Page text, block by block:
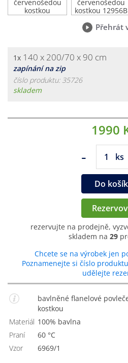
Přehrát
1x 140 x 200/70 x 90 cm
zapínání na zip
číslo produktu: 35726
skladem
1990
- ks
Do
rezervujte na prodejně,
skladem na 29
Chcete se na výrobek jen
Poznamenejte si číslo produktu
udělejte
bavlněné flanelové povlečení s červenošedou
kostkou
Materiál
100% bavlna
Praní
60 °C
Vzor
6969/1